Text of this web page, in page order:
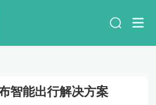
智能出行解决方案